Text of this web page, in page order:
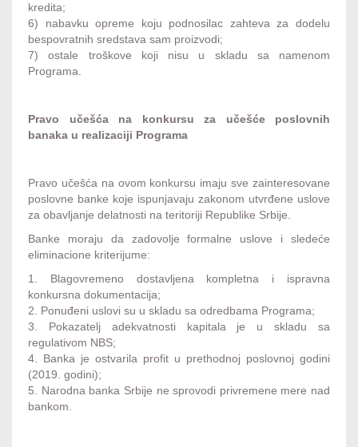
kredita;
6) nabavku opreme koju podnosilac zahteva za dodelu
bespovratnih sredstava sam proizvodi;
7) ostale troškove koji nisu u skladu sa namenom
Programa.
Pravo učešća na konkursu za učešće poslovnih
banaka u realizaciji Programa
Pravo učešća na ovom konkursu imaju sve zainteresovane
poslovne banke koje ispunjavaju zakonom utvrđene uslove
za obavljanje delatnosti na teritoriji Republike Srbije.
Banke moraju da zadovolje formalne uslove i sledeće
eliminacione kriterijume:
1. Blagovremeno dostavljena kompletna i ispravna
konkursna dokumentacija;
2. Ponuđeni uslovi su u skladu sa odredbama Programa;
3. Pokazatelj adekvatnosti kapitala je u skladu sa
regulativom NBS;
4. Banka je ostvarila profit u prethodnoj poslovnoj godini
(2019. godini);
5. Narodna banka Srbije ne sprovodi privremene mere nad
bankom.